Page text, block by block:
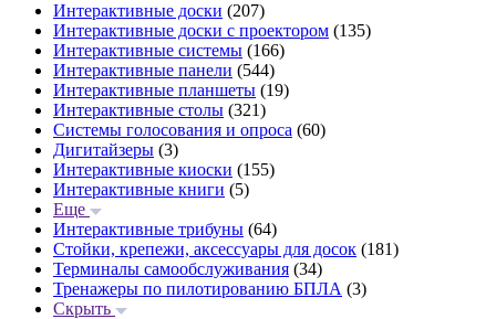
Интерактивные доски (207)
Интерактивные доски с проектором (135)
Интерактивные системы (166)
Интерактивные панели (544)
Интерактивные планшеты (19)
Интерактивные столы (321)
Системы голосования и опроса (60)
Дигитайзеры (3)
Интерактивные киоски (155)
Интерактивные книги (5)
Еще
Интерактивные трибуны (64)
Стойки, крепежи, аксессуары для досок (181)
Терминалы самообслуживания (34)
Тренажеры по пилотированию БПЛА (3)
Скрыть